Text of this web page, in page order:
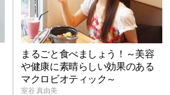
まるごと食べましょう！～美容
や健康に素晴らしい効果のある
マクロビオティック～
室谷 真由美